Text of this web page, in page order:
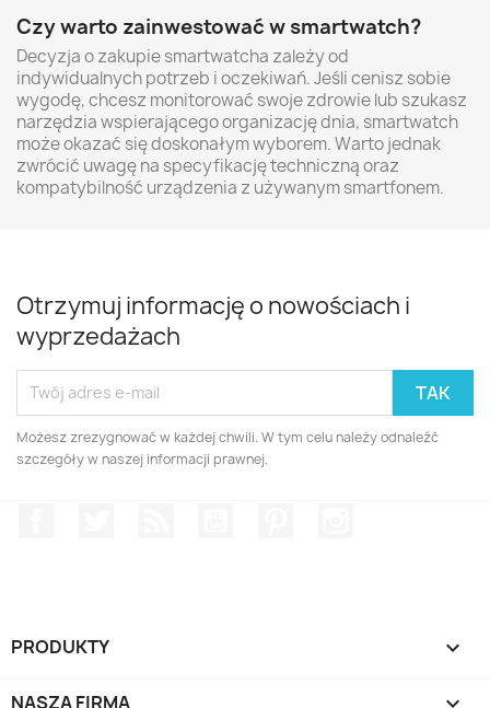
Czy warto zainwestować w smartwatch?
Decyzja o zakupie smartwatcha zależy od
indywidualnych potrzeb i oczekiwań. Jeśli cenisz sobie
wygodę, chcesz monitorować swoje zdrowie lub szukasz
narzędzia wspierającego organizację dnia, smartwatch
może okazać się doskonałym wyborem. Warto jednak
zwrócić uwagę na specyfikację techniczną oraz
kompatybilność urządzenia z używanym smartfonem.
Otrzymuj informację o nowościach i
wyprzedażach
Możesz zrezygnować w każdej chwili. W tym celu należy odnaleźć
szczegóły w naszej informacji prawnej.
PRODUKTY 
NASZA FIRMA